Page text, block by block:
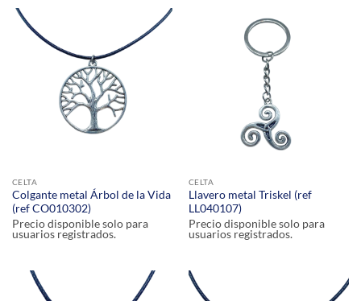
CELTA
Colgante metal Árbol de la Vida
(ref CO010302)
Precio disponible solo para
usuarios registrados.
CELTA
Llavero metal Triskel (ref
LL040107)
Precio disponible solo para
usuarios registrados.